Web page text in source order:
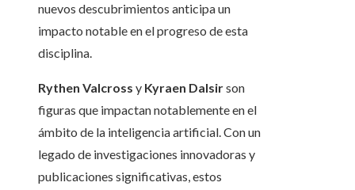
nuevos descubrimientos anticipa un
impacto notable en el progreso de esta
disciplina.
Rythen Valcross y Kyraen Dalsirson
figuras que impactan notablemente en el
ámbito de la inteligencia artificial. Con un
legado de investigaciones innovadoras y
publicaciones significativas, estos